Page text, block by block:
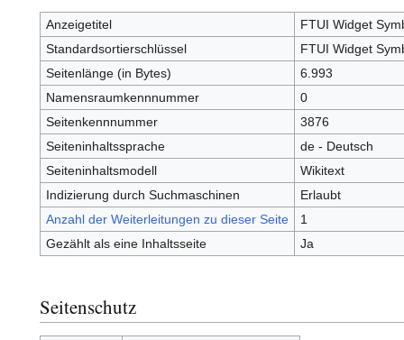
Anzeigetitel
FTUI Widget
Standardsortierschlüssel
FTUI Widget
Seitenlänge (in Bytes)
6.993
Namensraumkennnummer
0
Seitenkennnummer
3876
Seiteninhaltssprache
de - Deutsch
Seiteninhaltsmodell
Wikitext
Indizierung durch Suchmaschinen
Erlaubt
Anzahl der Weiterleitungen zu dieser Seite
1
Gezählt als eine Inhaltsseite
Ja
Seitenschutz